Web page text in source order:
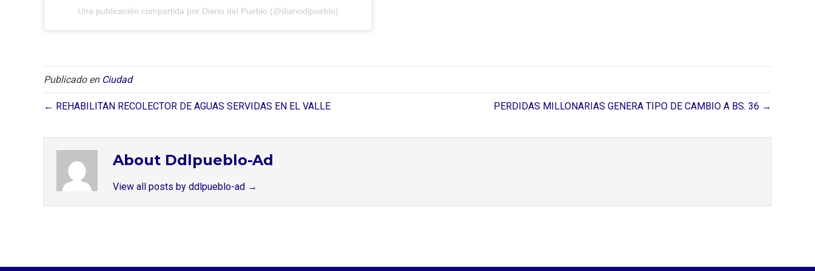
Una publicación compartida por Diario del Pueblo (@diariodlpueblo)
Publicado en Ciudad
← REHABILITAN RECOLECTOR DE AGUAS SERVIDAS EN EL VALLE PERDIDAS MILLONARIAS GENERA TIPO DE CAMBIO A BS. 36 →
About Ddlpueblo-Ad
View all posts by ddlpueblo-ad →